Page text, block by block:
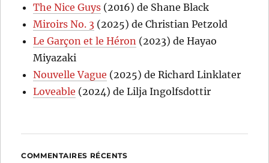
The Nice Guys (2016) de Shane Black
Miroirs No. 3 (2025) de Christian Petzold
Le Garçon et le Héron (2023) de Hayao
Miyazaki
Nouvelle Vague (2025) de Richard Linklater
Loveable (2024) de Lilja Ingolfsdottir
COMMENTAIRES RÉCENTS